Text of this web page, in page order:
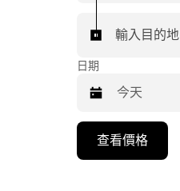
輸入目的地
日期
下
查看價格